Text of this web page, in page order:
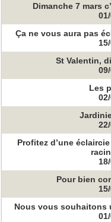
Dimanche 7 mars
Ça ne vous aura pas
St Valentin,
Les
Profitez d’une
Pour bien
Nous vous souhaitons